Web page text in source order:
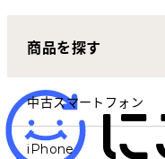
にこスマ通信
マイページ
商品を探す
中古スマートフォン
iPhone